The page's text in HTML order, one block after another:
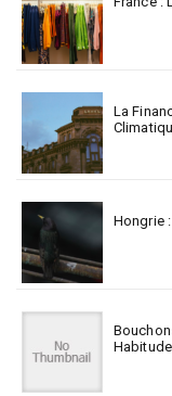
La
Hongrie :